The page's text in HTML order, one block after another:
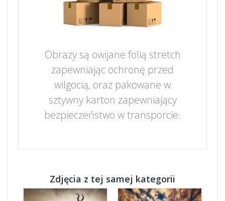
Obrazy są owijane folią stretch
zapewniając ochronę przed
wilgocią, oraz pakowane w
sztywny karton zapewniający
bezpieczeństwo w transporcie.
Zdjęcia z tej samej kategorii